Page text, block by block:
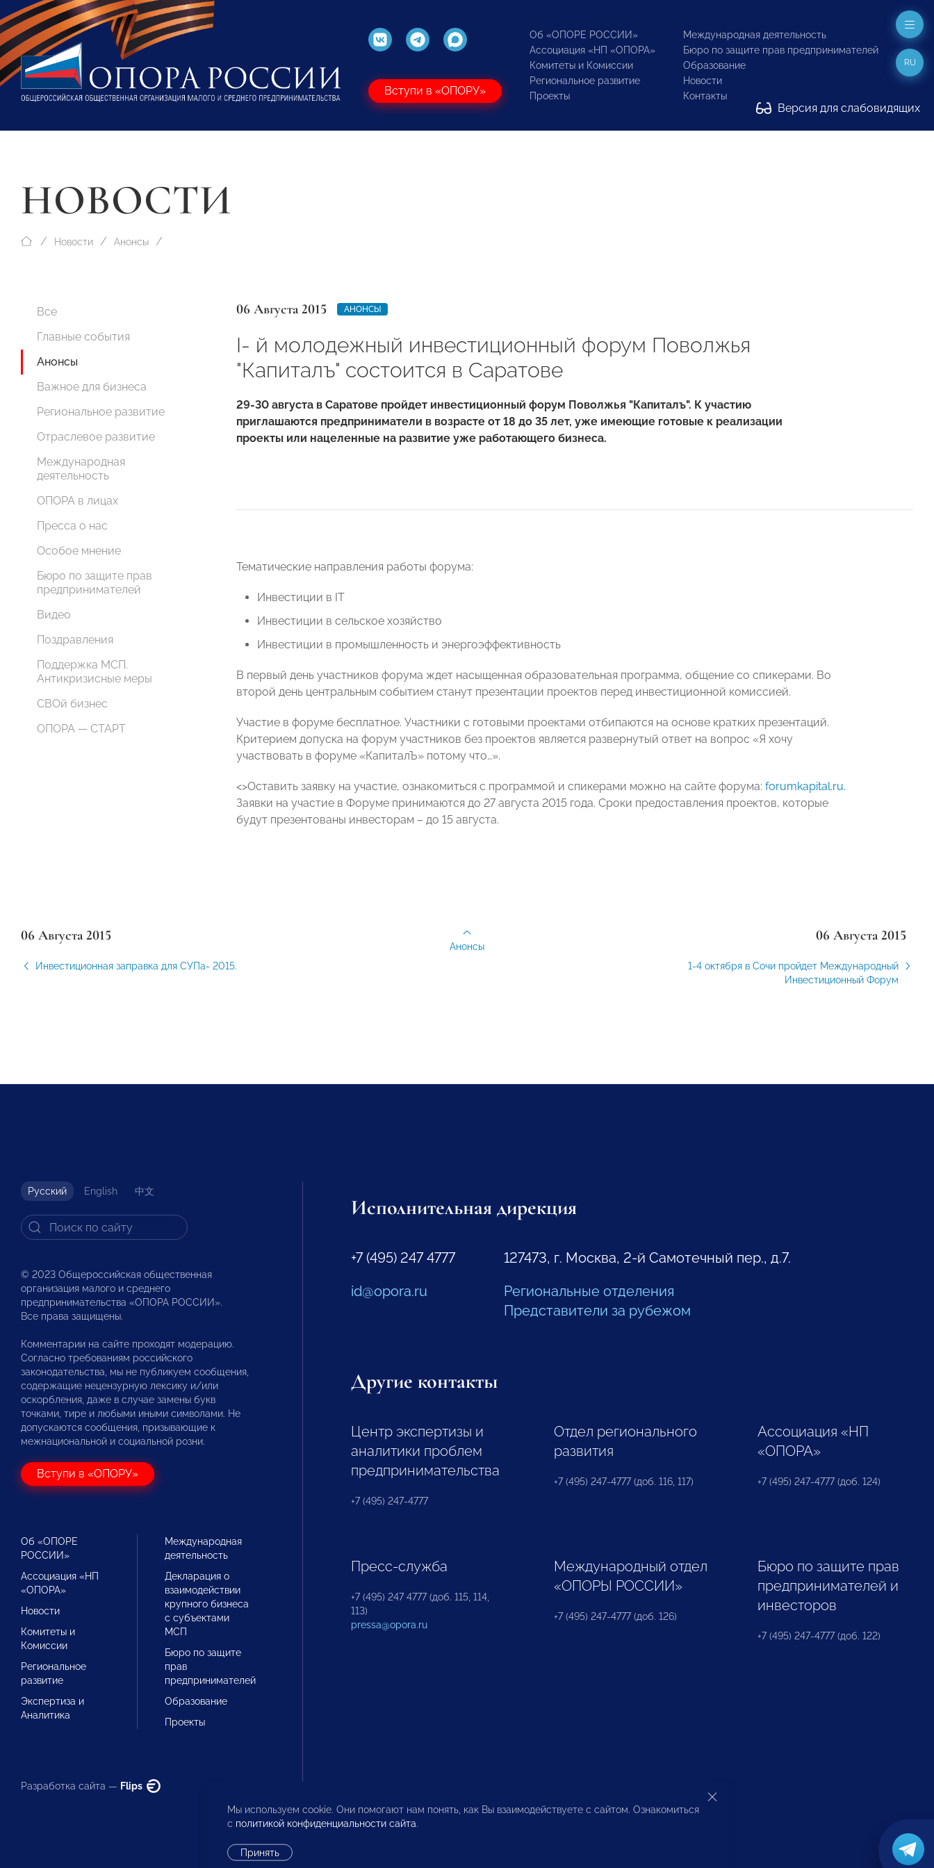
Вступи в «ОПОРУ»
Об «ОПОРЕ РОССИИ»
Ассоциация «НП «ОПОРА»
Комитеты и Комиссии
Региональное развитие
Проекты
Международная деятельность
Бюро по защите прав предпринимателей
Образование
Новости
Контакты
Версия для слабовидящих
RU
НОВОСТИ
Новости Анонсы
Все
Главные события
Анонсы
Важное для бизнеса
Региональное развитие
Отраслевое развитие
Международная
деятельность
ОПОРА в лицах
Пресса о нас
Особое мнение
Бюро по защите прав
предпринимателей
Видео
Поздравления
Поддержка МСП.
Антикризисные меры
СВОй бизнес
ОПОРА — СТАРТ
06 Августа 2015 АНОНСЫ
I- й молодежный инвестиционный форум Поволжья
"Капиталъ" состоится в Саратове
29-30 августа в Саратове пройдет инвестиционный форум Поволжья "Капиталъ". К участию
приглашаются предприниматели в возрасте от 18 до 35 лет, уже имеющие готовые к реализации
проекты или нацеленные на развитие уже работающего бизнеса.
Тематические направления работы форума:
Инвестиции в IT
Инвестиции в сельское хозяйство
Инвестиции в промышленность и энергоэффективность
В первый день участников форума ждет насыщенная образовательная программа, общение со спикерами. Во
второй день центральным событием станут презентации проектов перед инвестиционной комиссией.
Участие в форуме бесплатное. Участники с готовыми проектами отбипаются на основе кратких презентаций.
Критерием допуска на форум участников без проектов является развернутый ответ на вопрос «Я хочу
участвовать в форуме «КапиталЪ» потому что…».
<>Оставить заявку на участие, ознакомиться с программой и спикерами можно на сайте форума: forumkapital.ru.
Заявки на участие в Форуме принимаются до 27 августа 2015 года. Сроки предоставления проектов, которые
будут презентованы инвесторам – до 15 августа.
06 Августа 2015
Инвестиционная заправка для СУПа- 2015.
06 Августа 2015
1-4 октября в Сочи пройдет Международный
Инвестиционный Форум
Анонсы
Русский English 中文
© 2023 Общероссийская общественная
организация малого и среднего
предпринимательства «ОПОРА РОССИИ».
Все права защищены.
Комментарии на сайте проходят модерацию.
Согласно требованиям российского
законодательства, мы не публикуем сообщения,
содержащие нецензурную лексику и/или
оскорбления, даже в случае замены букв
точками, тире и любыми иными символами. Не
допускаются сообщения, призывающие к
межнациональной и социальной розни.
Вступи в «ОПОРУ»
Об «ОПОРЕ
РОССИИ»
Ассоциация «НП
«ОПОРА»
Новости
Комитеты и
Комиссии
Региональное
развитие
Экспертиза и
Аналитика
Международная
деятельность
Декларация о
взаимодействии
крупного бизнеса
с субъектами
МСП
Бюро по защите
прав
предпринимателей
Образование
Проекты
Разработка сайта — Flips
Исполнительная дирекция
+7 (495) 247 4777
id@opora.ru
127473, г. Москва, 2-й Самотечный пер., д.7.
Региональные отделения
Представители за рубежом
Другие контакты
Центр экспертизы и
аналитики проблем
предпринимательства
+7 (495) 247-4777
Отдел регионального
развития
+7 (495) 247-4777 (доб. 116, 117)
Ассоциация «НП
«ОПОРА»
+7 (495) 247-4777 (доб. 124)
Пресс-служба
+7 (495) 247 4777 (доб. 115, 114,
113)
pressa@opora.ru
Международный отдел
«ОПОРЫ РОССИИ»
+7 (495) 247-4777 (доб. 126)
Бюро по защите прав
предпринимателей и
инвесторов
+7 (495) 247-4777 (доб. 122)
Мы используем cookie. Они помогают нам понять, как Вы взаимодействуете с сайтом. Ознакомиться
с политикой конфиденциальности сайта.
Принять